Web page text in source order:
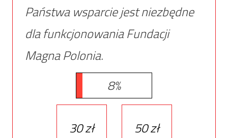
Państwa wsparcie jest niezbędne
dla funkcjonowania Fundacji
Magna Polonia.
8%
30 zł 50 zł